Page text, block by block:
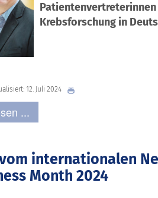
Krebsforschung in
12. Juli 2024
...
internationalen
Month 2024